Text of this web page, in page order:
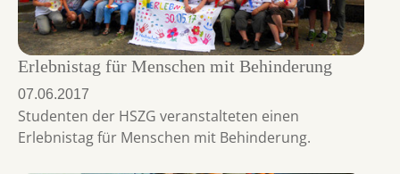
Erlebnistag für Menschen mit Behinderung
07.06.2017
Studenten der HSZG veranstalteten einen
Erlebnistag für Menschen mit Behinderung.